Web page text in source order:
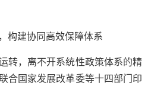
建协同高效保障体系
，离不开系统性政策体系的精
合国家发展改革委等十四部门印